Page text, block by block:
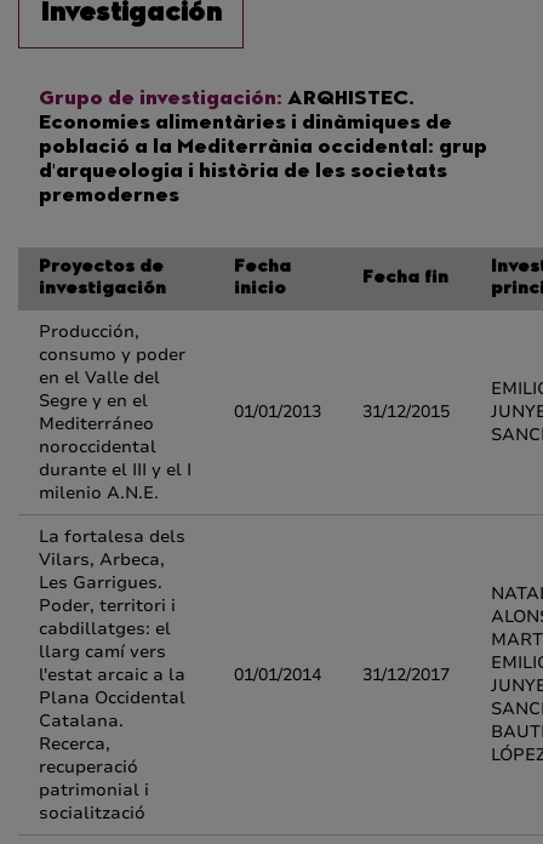
Investigación
Grupo de investigación: ARQHISTEC.
Economies alimentàries i dinàmiques de
població a la Mediterrània occidental: grup
d'arqueologia i història de les societats
premodernes
Proyectos de
investigación
Fecha
inicio
Fecha fin
Producción,
consumo y poder
en el Valle del
Segre y en el
Mediterráneo
noroccidental
durante el III y el I
milenio A.N.E.
01/01/2013 31/12/2015
La fortalesa dels
Vilars, Arbeca,
Les Garrigues.
Poder, territori i
cabdillatges: el
llarg camí vers
l'estat arcaic a la
Plana Occidental
Catalana.
Recerca,
recuperació
patrimonial i
socialització
01/01/2014 31/12/2017